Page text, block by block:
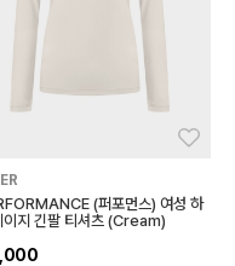
(퍼포먼스) 여성 하
이지 긴팔 티셔츠 (Cream)